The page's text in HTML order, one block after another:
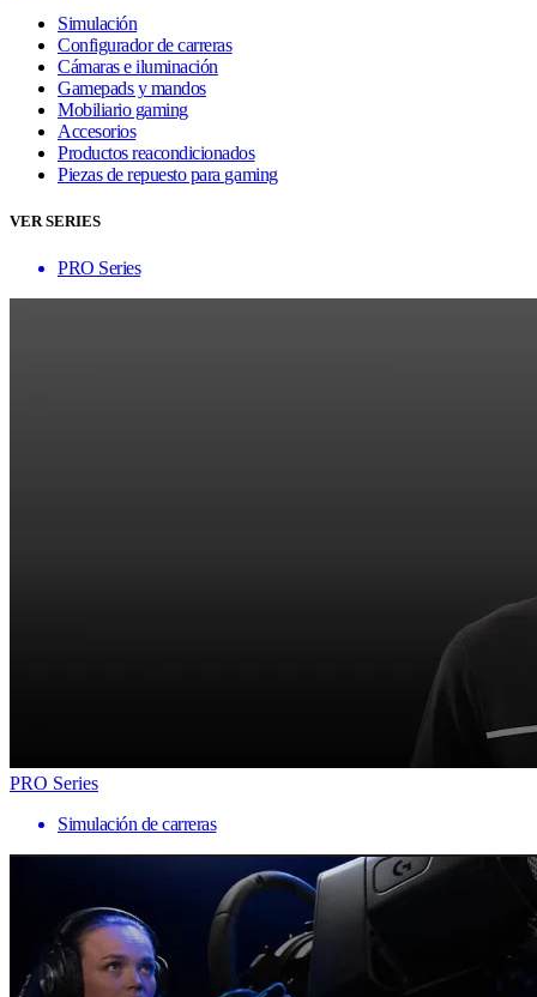
Simulación
Configurador de carreras
Cámaras e iluminación
Gamepads y mandos
Mobiliario gaming
Accesorios
Productos reacondicionados
Piezas de repuesto para gaming
VER SERIES
PRO Series
PRO Series
Simulación de carreras